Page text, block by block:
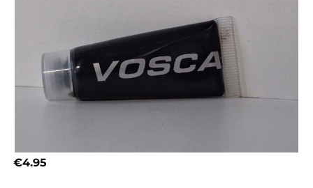
€4.95